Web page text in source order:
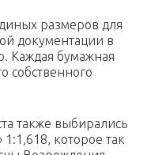
размеров для
документации в
Каждая бумажная
собственного
также выбирались
которое так